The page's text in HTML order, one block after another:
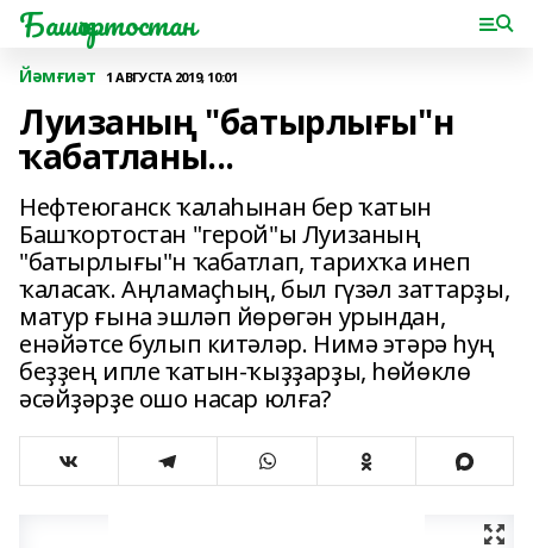
Башҡортостан
Йәмғиәт 1 АВГУСТА 2019, 10:01
Луизаның "батырлығы"н
ҡабатланы...
Нефтеюганск ҡалаһынан бер ҡатын
Башҡортостан "герой"ы Луизаның
"батырлығы"н ҡабатлап, тарихҡа инеп
ҡаласаҡ. Аңламаҫһың, был гүзәл заттарҙы,
матур ғына эшләп йөрөгән урындан,
енәйәтсе булып китәләр. Нимә этәрә һуң
беҙҙең ипле ҡатын-ҡыҙҙарҙы, һөйөклө
әсәйҙәрҙе ошо насар юлға?